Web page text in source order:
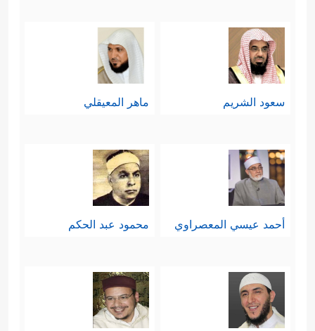
سعود الشريم ماهر المعيقلي
أحمد عيسي المعصراوي محمود عبد الحكم